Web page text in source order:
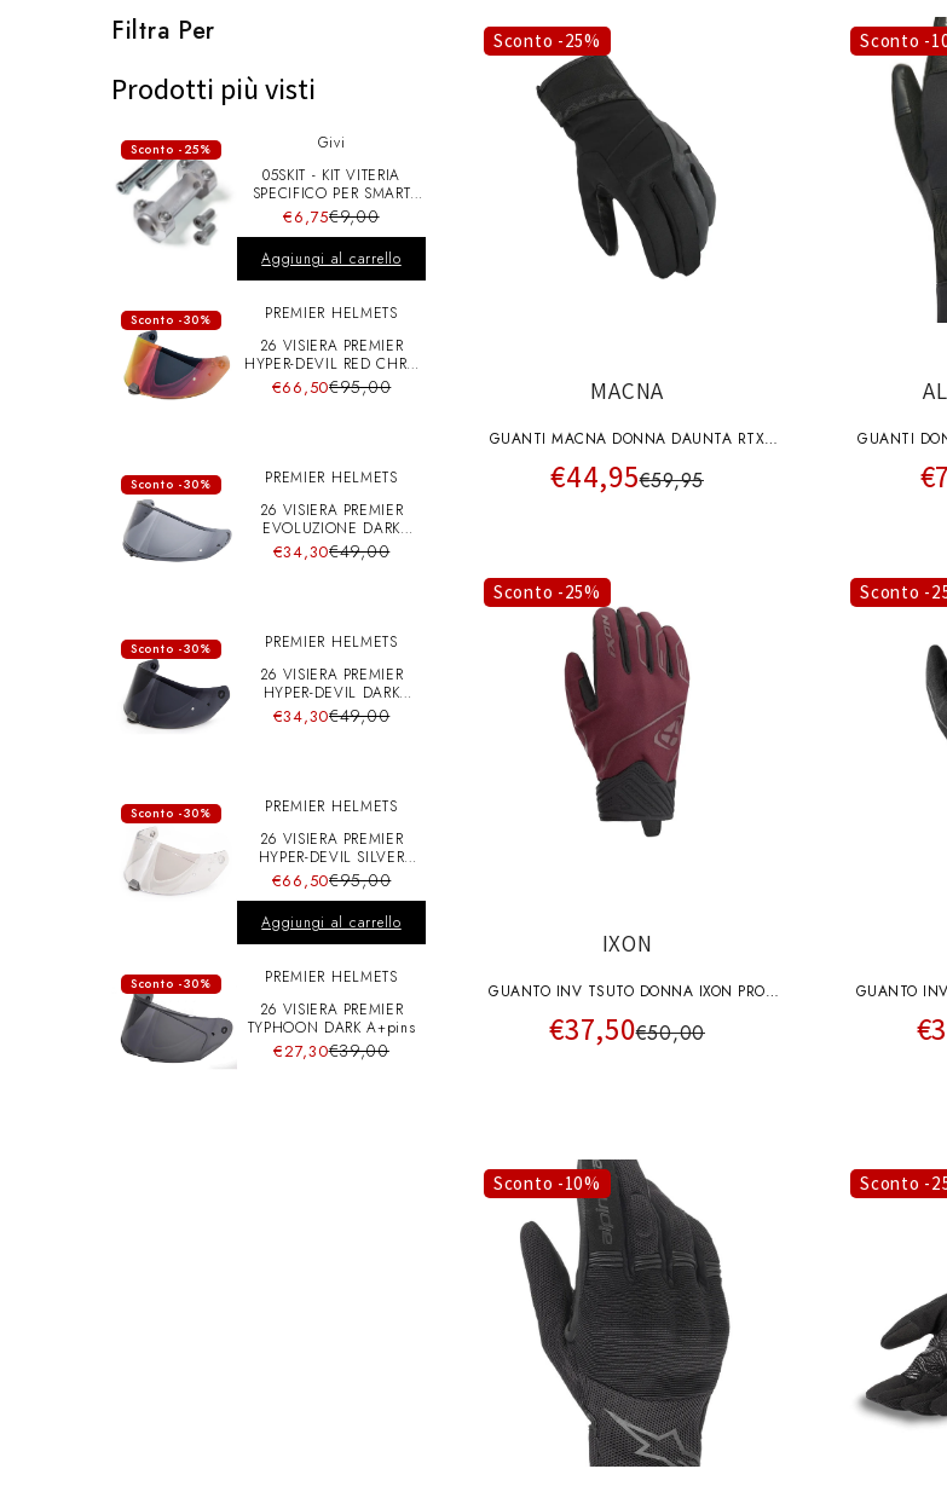
Filtra Per
Prodotti più visti
Sconto -25%
Givi
05SKIT - KIT VITERIA
SPECIFICO PER SMART
BAR S900A
€6,75€9,00
Aggiungi al carrello
Sconto -30%
PREMIER HELMETS
26 VISIERA PREMIER
HYPER-DEVIL RED CHRO
A+pins
€66,50€95,00
Sconto -30%
PREMIER HELMETS
26 VISIERA PREMIER
EVOLUZIONE DARK
A+pins
€34,30€49,00
Sconto -30%
PREMIER HELMETS
26 VISIERA PREMIER
HYPER-DEVIL DARK
A+pins
€34,30€49,00
Sconto -30%
PREMIER HELMETS
26 VISIERA PREMIER
HYPER-DEVIL SILVER
CHRO A+pins
€66,50€95,00
Aggiungi al carrello
Sconto -30%
PREMIER HELMETS
26 VISIERA PREMIER
TYPHOON DARK A+pins
€27,30€39,00
Sconto -25%
MACNA
GUANTI MACNA DONNA DAUNTA RTX
NERO
€44,95€59,95
Sconto -
GUANTI
Sconto -25%
IXON
GUANTO INV TSUTO DONNA IXON PRO
HURRICANE2L BORDO
€37,50€50,00
Sconto -
GUANTO
Sconto -10% Sconto -